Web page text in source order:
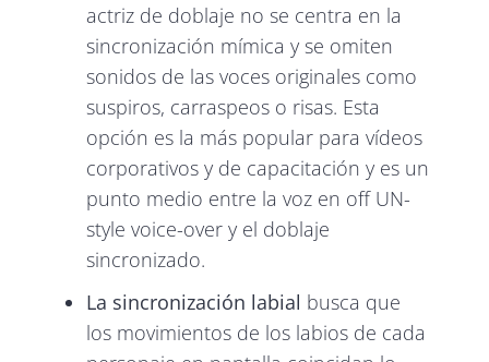
actriz de doblaje no se centra en la
sincronización mímica y se omiten
sonidos de las voces originales como
suspiros, carraspeos o risas. Esta
opción es la más popular para vídeos
corporativos y de capacitación y es un
punto medio entre la voz en off UN-
style voice-over y el doblaje
sincronizado.
La sincronización labial busca que
los movimientos de los labios de cada